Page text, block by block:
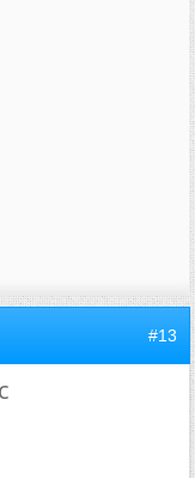
#13